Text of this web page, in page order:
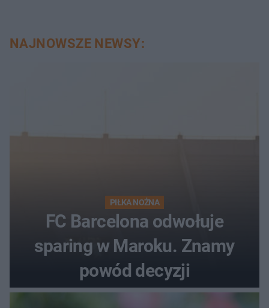
NAJNOWSZE NEWSY:
PIŁKA NOŻNA
FC Barcelona odwołuje
sparing w Maroku. Znamy
powód decyzji